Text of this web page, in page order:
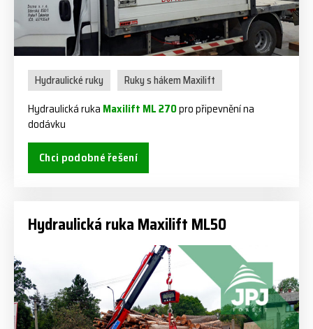
Hydraulické ruky
Ruky s hákem Maxilift
Hydraulická ruka Maxilift ML 270pro připevnění na
dodávku
Chci podobné řešení
Hydraulická ruka Maxilift ML50